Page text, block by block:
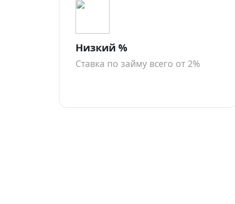
Низкий %
Ставка по займу всего от 2%